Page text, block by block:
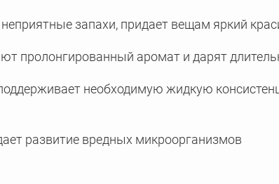
неприятные запахи, придает вещам яркий
пролонгированный аромат и дарят
необходимую жидкую
развитие вредных микроорганизмов